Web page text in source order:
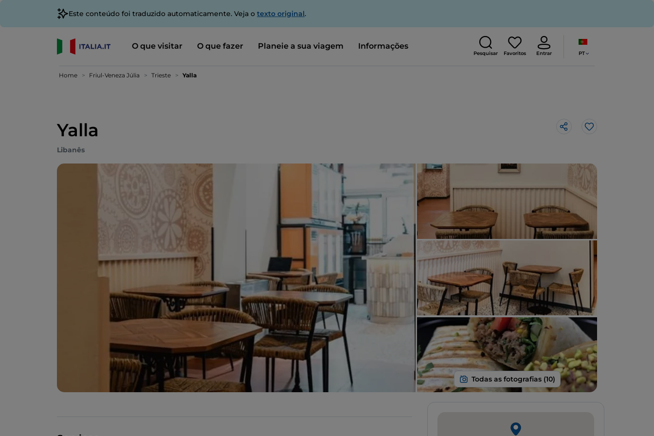
Este conteúdo foi traduzido automaticamente. Veja o texto original.
O que visitar O que fazer Planeie a sua viagem Informações
Pesquisar Favoritos Entrar PT
Home Friul-Veneza Júlia Trieste Yalla
Yalla Gosto
Libanês